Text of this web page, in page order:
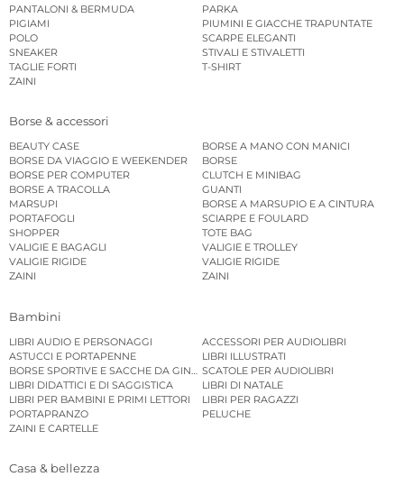
PANTALONI & BERMUDA
PARKA
PIGIAMI
PIUMINI E GIACCHE TRAPUNTATE
POLO
SCARPE ELEGANTI
SNEAKER
STIVALI E STIVALETTI
TAGLIE FORTI
T-SHIRT
ZAINI
Borse & accessori
BEAUTY CASE
BORSE A MANO CON MANICI
BORSE DA VIAGGIO E WEEKENDER
BORSE
BORSE PER COMPUTER
CLUTCH E MINIBAG
BORSE A TRACOLLA
GUANTI
MARSUPI
BORSE A MARSUPIO E A CINTURA
PORTAFOGLI
SCIARPE E FOULARD
SHOPPER
TOTE BAG
VALIGIE E BAGAGLI
VALIGIE E TROLLEY
VALIGIE RIGIDE
VALIGIE RIGIDE
ZAINI
ZAINI
Bambini
LIBRI AUDIO E PERSONAGGI
ACCESSORI PER AUDIOLIBRI
ASTUCCI E PORTAPENNE
LIBRI ILLUSTRATI
BORSE SPORTIVE E SACCHE DA GINNASTICASCATOLE PER AUDIOLIBRI
LIBRI DIDATTICI E DI SAGGISTICA
LIBRI DI NATALE
LIBRI PER BAMBINI E PRIMI LETTORI
LIBRI PER RAGAZZI
PORTAPRANZO
PELUCHE
ZAINI E CARTELLE
Casa & bellezza